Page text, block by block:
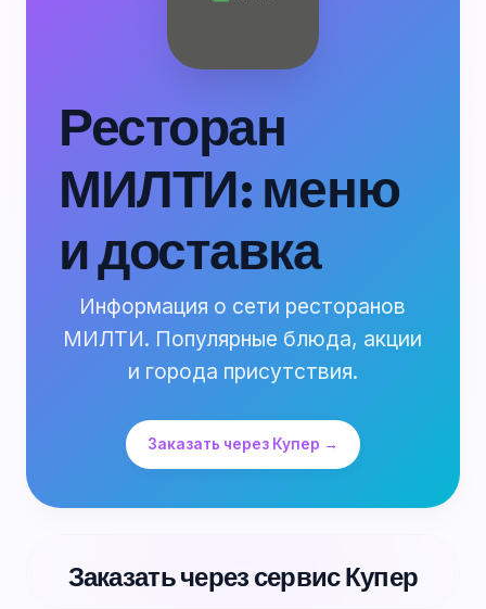
Ресторан
МИЛТИ: меню
и доставка
Информация о сети ресторанов
МИЛТИ. Популярные блюда, акции
и города присутствия.
Заказать через Купер →
Заказать через сервис Купер